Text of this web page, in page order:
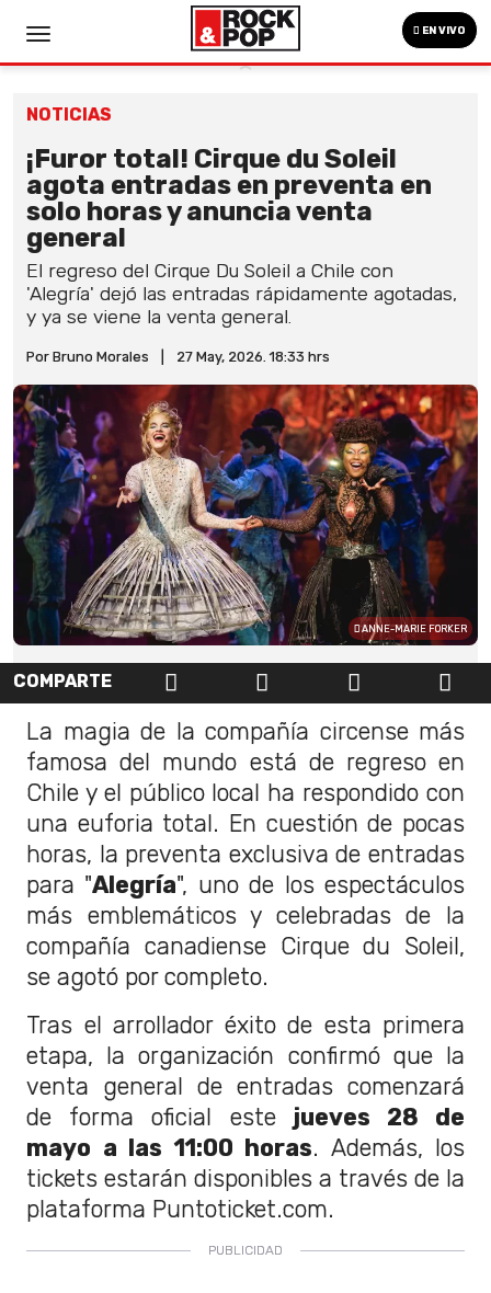
EN VIVO
NOTICIAS
¡Furor total! Cirque du Soleil
agota entradas en preventa en
solo horas y anuncia venta
general
El regreso del Cirque Du Soleil a Chile con
'Alegría' dejó las entradas rápidamente agotadas,
y ya se viene la venta general.
Por Bruno Morales 27 May, 2026. 18:33 hrs
ANNE-MARIE FORKER
COMPARTE
La magia de la compañía circense más
famosa del mundo está de regreso en
Chile y el público local ha respondido con
una euforia total. En cuestión de pocas
horas, la preventa exclusiva de entradas
para "Alegría", uno de los espectáculos
más emblemáticos y celebradas de la
compañía canadiense Cirque du Soleil,
se agotó por completo.
Tras el arrollador éxito de esta primera
etapa, la organización confirmó que la
venta general de entradas comenzará
de forma oficial este jueves 28 de
mayo a las 11:00 horas. Además, los
tickets estarán disponibles a través de la
plataforma Puntoticket.com.